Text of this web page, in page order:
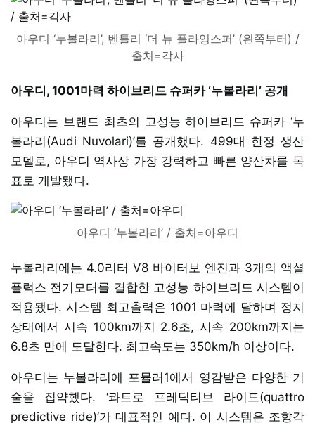
아우디 ‘누볼라리’, 벤틀리 ‘더 뉴 플라잉스퍼’ (왼쪽부터) /
출처=각사
아우디, 1001마력 하이브리드 슈퍼카 ‘누볼라리’ 공개
아우디는 브랜드 최초의 고성능 하이브리드 슈퍼카 ‘누
볼라리(Audi Nuvolari)’를 공개했다. 499대 한정 생산
모델로, 아우디 역사상 가장 강력하고 빠른 양산차를 목
표로 개발됐다.
아우디 ‘누볼라리’ / 출처=아우디
누볼라리에는 4.0리터 V8 바이터보 엔진과 3개의 액셜
플럭스 전기모터를 결합한 고성능 하이브리드 시스템이
적용됐다. 시스템 최고출력은 1001 마력에 달하며 정지
상태에서 시속 100km까지 2.6초, 시속 200km까지는
6.8초 만에 도달한다. 최고속도는 350km/h 이상이다.
아우디는 누볼라리에 포뮬러1에서 영감받은 다양한 기
술을 집약했다. ‘콰트로 프레딕티브 라이드(quattro
predictive ride)’가 대표적인 예다. 이 시스템은 조향각